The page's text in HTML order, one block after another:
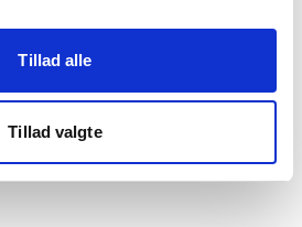
Tillad alle
Tillad valgte